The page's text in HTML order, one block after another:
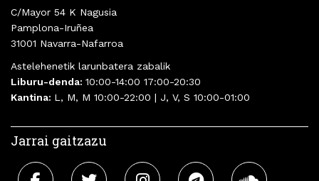
C/Mayor 54 K Nagusia
Pamplona-Iruñea
31001 Navarra-Nafarroa
Astelehenetik larunbatera zabalik
Liburu-denda: 10:00-14:00 17:00-20:30
Kantina: L, M, M 10:00-22:00 | J, V, S 10:00-01:00
Jarrai gaitzazu